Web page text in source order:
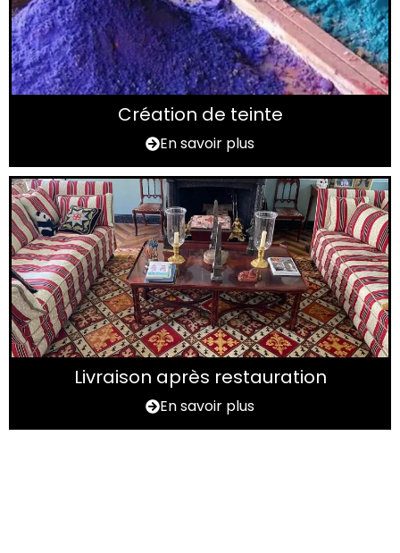
Création de teinte
En savoir plus
Livraison après restauration
En savoir plus